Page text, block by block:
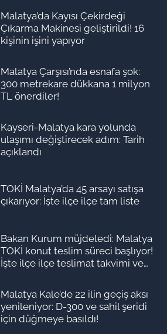
Malatya’da Kayısı Çekirdeği
Çıkarma Makinesi geliştirildi! 16
kişinin işini yapıyor
Malatya Çarşısı’nda esnafa şok:
300 metrekare dükkana 1 milyon
TL önerdiler!
Kayseri-Malatya kara yolunda
ulaşımı değiştirecek adım: Tarih
açıklandı
TOKİ Malatya’da 45 arsayı satışa
çıkarıyor: İşte ilçe ilçe tam liste
Bakan Kurum müjdeledi: Malatya
TOKİ konut teslim süreci başlıyor!
İşte ilçe ilçe teslimat takvimi ve
Malatya Kale’de 22 ilin geçiş aksı
yenileniyor: D-300 ve sahil şeridi
için düğmeye basıldı!